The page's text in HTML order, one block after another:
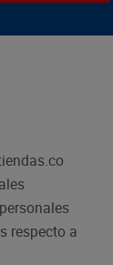
respecto a